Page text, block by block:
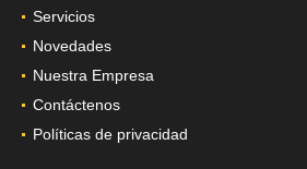
Servicios
Novedades
Nuestra Empresa
Contáctenos
Políticas de privacidad